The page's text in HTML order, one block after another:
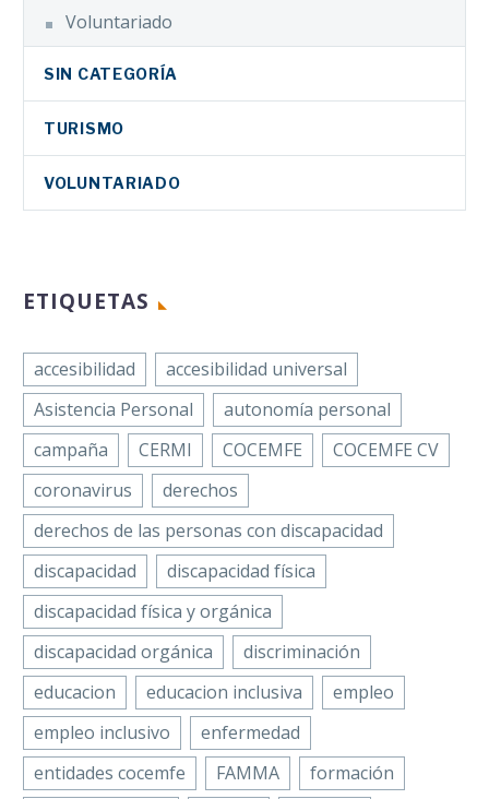
centrada…
Voluntariado
SIN CATEGORÍA
TURISMO
VOLUNTARIADO
ETIQUETAS
accesibilidad
accesibilidad universal
Asistencia Personal
autonomía personal
campaña
CERMI COCEMFE
COCEMFE CV
coronavirus
derechos
derechos de las personas con discapacidad
discapacidad
discapacidad física
discapacidad física y orgánica
discapacidad orgánica
discriminación
educacion
educacion inclusiva
empleo
empleo inclusivo
enfermedad
entidades cocemfe
FAMMA
formación